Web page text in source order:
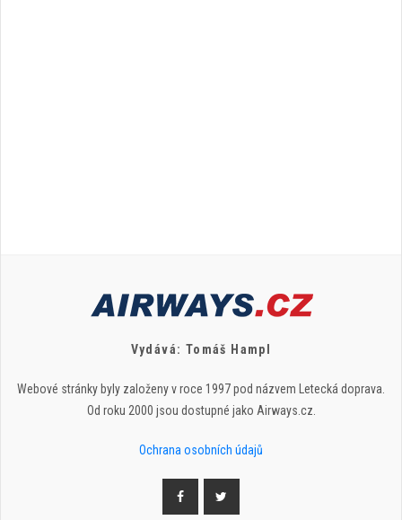
Vydává: Tomáš Hampl
Webové stránky byly založeny v roce 1997 pod názvem Letecká doprava.
Od roku 2000 jsou dostupné jako Airways.cz.
Ochrana osobních údajů